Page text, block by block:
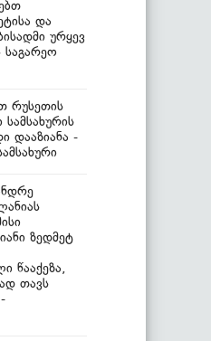
და
ურყევ
საგარეო
რუსეთის
დააზიანა -
ზედმეტ
წააქეზა,
თავს